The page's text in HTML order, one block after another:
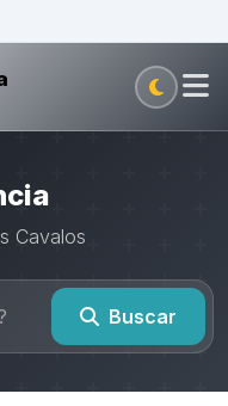
Cavalos
Buscar